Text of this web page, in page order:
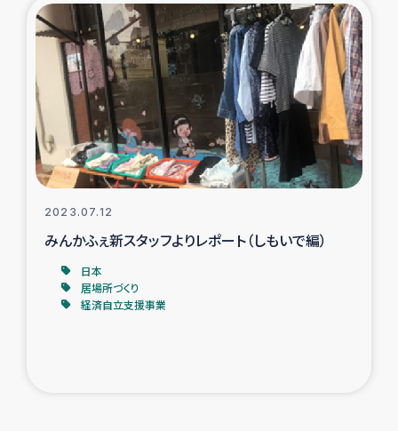
2023.07.12
みんかふぇ新スタッフよりレポート（しもいで編）
日本
居場所づくり
経済自立支援事業